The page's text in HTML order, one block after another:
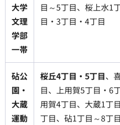
大学
文理
学部
一帯
目～5丁目、桜上水1
目・3丁目・4丁目
砧公
園・
大蔵
運動
桜丘4丁目・5丁目、
目、上用賀5丁目・6
用賀4丁目、大蔵1丁
丁目、砧1丁目～8丁